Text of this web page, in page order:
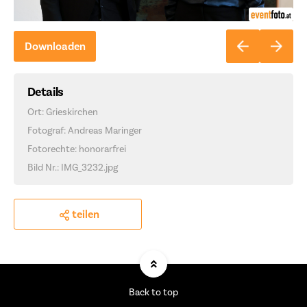
Downloaden
Details
Ort: Grieskirchen
Fotograf: Andreas Maringer
Fotorechte: honorarfrei
Bild Nr.: IMG_3232.jpg
teilen
Back to top